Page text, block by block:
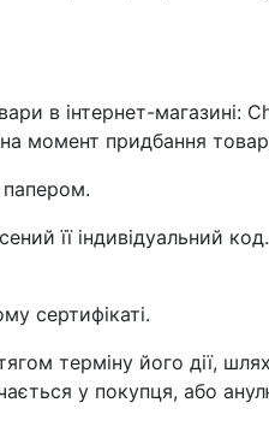
в інтернет-магазині:
момент придбання
її індивідуальний
сертифікаті.
терміну його дії,
у покупця, або